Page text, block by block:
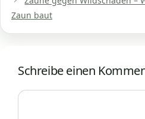
Zaun baut
Schreibe einen
Kommentar